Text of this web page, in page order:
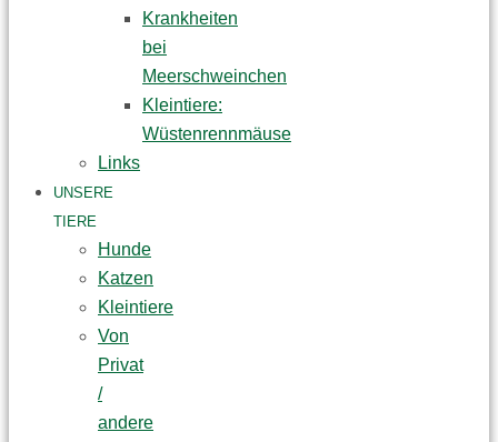
Krankheiten
bei
Meerschweinchen
Kleintiere:
Wüstenrennmäuse
Links
UNSERE
TIERE
Hunde
Katzen
Kleintiere
Von
Privat
/
andere